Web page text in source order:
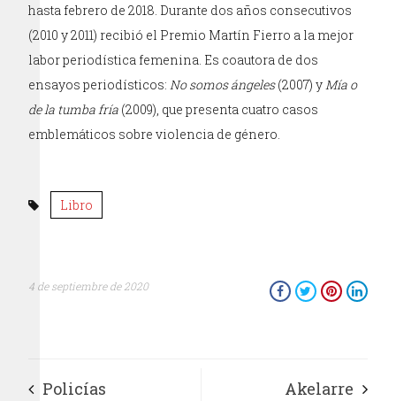
hasta febrero de 2018. Durante dos años consecutivos
(2010 y 2011) recibió el Premio Martín Fierro a la mejor
labor periodística femenina. Es coautora de dos
ensayos periodísticos: No somos ángeles(2007) y Mía o
de la tumba fría (2009), que presenta cuatro casos
emblemáticos sobre violencia de género.
Libro
4 de septiembre de 2020
Policías Akelarre